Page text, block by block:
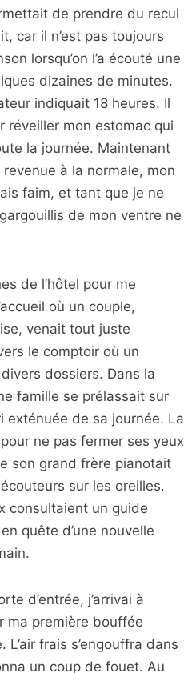
de prendre du recul
car il n’est pas toujours
lorsqu’on l’a écouté une
dizaines de minutes.
indiquait 18 heures. Il
réveiller mon estomac qui
la journée. Maintenant
à la normale, mon
faim, et tant que je ne
de mon ventre ne
de l’hôtel pour me
où un couple,
venait tout juste
le comptoir où un
dossiers. Dans la
famille se prélassait sur
exténuée de sa journée. La
ne pas fermer ses yeux
son grand frère pianotait
sur les oreilles.
consultaient un guide
quête d’une nouvelle
d’entrée, j’arrivai à
ma première bouffée
L’air frais s’engouffra dans
un coup de fouet. Au